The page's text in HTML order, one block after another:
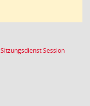
SitzungsdienstSession(Wird in